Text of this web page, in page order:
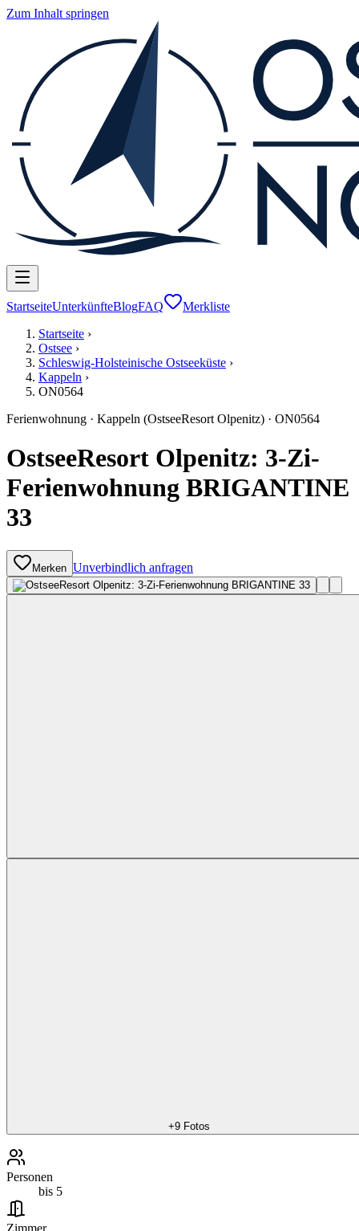
Zum Inhalt springen
StartseiteUnterkünfteBlogFAQ
Merkliste
Startseite ›
Ostsee ›
Schleswig-Holsteinische Ostseeküste ›
Kappeln ›
ON0564
Ferienwohnung · Kappeln (OstseeResort Olpenitz) · ON0564
OstseeResort Olpenitz: 3-Zi-
Ferienwohnung BRIGANTINE
33
Merken Unverbindlich anfragen
+9 Fotos
Personen
bis 5
Zimmer